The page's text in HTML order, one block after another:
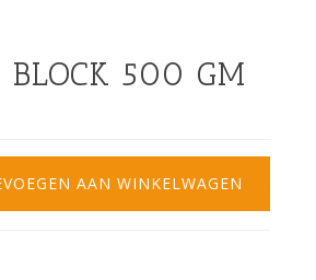
BLOCK 500 GM
AAN WINKELWAGEN